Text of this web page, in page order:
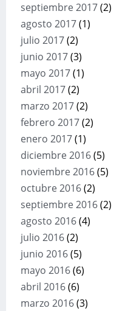
septiembre 2017(2)
agosto 2017(1)
julio 2017(2)
junio 2017(3)
mayo 2017(1)
abril 2017(2)
marzo 2017(2)
febrero 2017(2)
enero 2017(1)
diciembre 2016(5)
noviembre 2016(5)
octubre 2016(2)
septiembre 2016(2)
agosto 2016(4)
julio 2016(2)
junio 2016(5)
mayo 2016(6)
abril 2016(6)
marzo 2016(3)